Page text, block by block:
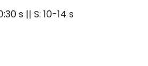
s || S: 10-14 s